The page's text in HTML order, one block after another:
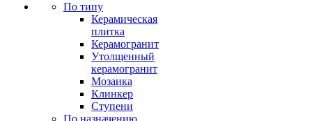
По типу
Керамическая
плитка
Керамогранит
Утолщенный
керамогранит
Мозаика
Клинкер
Ступени
По назначению